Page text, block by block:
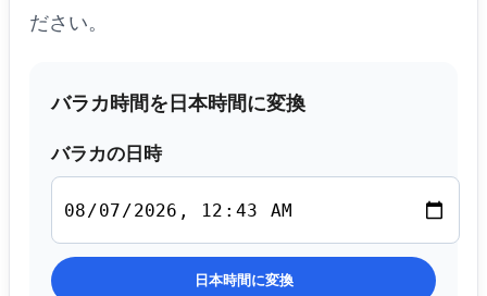
ださい。
バラカ時間を日本時間に変換
バラカの日時
日本時間に変換